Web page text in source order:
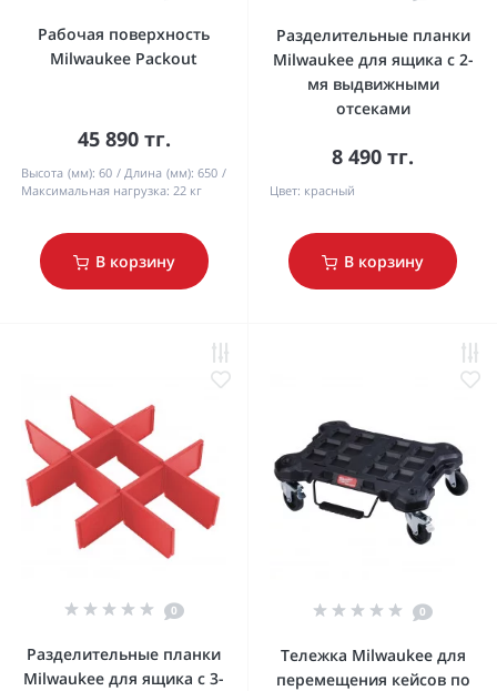
Рабочая поверхность
Milwaukee Packout
45 890 тг.
Высота (мм): 60 Длина (мм): 650
Максимальная нагрузка: 22 кг
В корзину
Разделительные планки
Milwaukee для ящика с 2-
мя выдвижными
отсеками
8 490 тг.
Цвет: красный
В корзину
0
Разделительные планки
Milwaukee для ящика с 3-
0
Тележка Milwaukee для
перемещения кейсов по